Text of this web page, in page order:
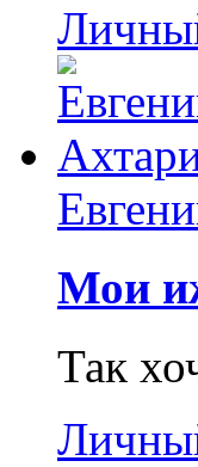
Мои
Так